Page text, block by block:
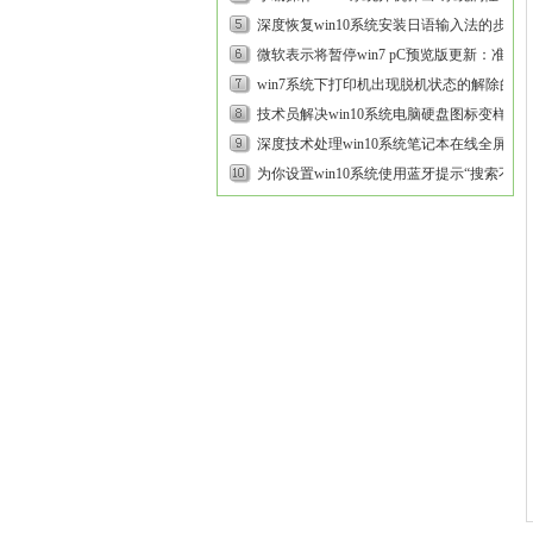
于启动计算机时出现了页面...
深度恢复win10系统安装日语输入法的步
骤...
微软表示将暂停win7 pC预览版更新：准备
推送UUp的修复方案...
win7系统下打印机出现脱机状态的解除的步
骤介绍...
技术员解决win10系统电脑硬盘图标变样的
方案...
深度技术处理win10系统笔记本在线全屏看
电影时出现白屏的方案...
为你设置win10系统使用蓝牙提示“搜索不到